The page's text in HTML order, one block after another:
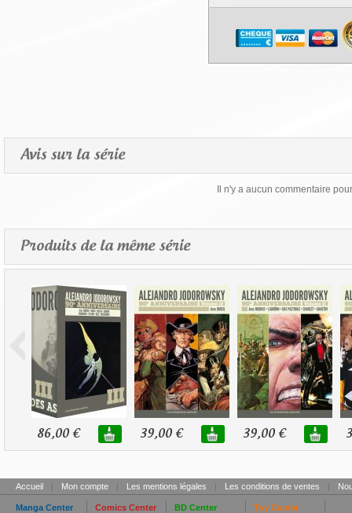
Avis sur la série
Il n'y a aucun commentaire
Produits de la même série
86,00 € 39,00 € 39,00 €
Accueil | Mon compte | Les mentions légales | Les conditions de ventes |
Manga Center
Comics Center
BD Center
Toy Center